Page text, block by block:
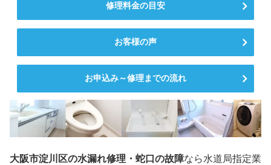
修理料金の目安
お客様の声
お申込み～修理までの流れ
大阪市淀川区の水漏れ修理・蛇口の故障なら水道局指定業